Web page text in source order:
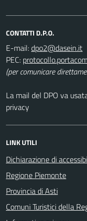
CONTATTI D.P.O.
E-mail:
PEC:
(per comunicare
La mail del DPO va
privacy
LINK UTILI
Dichiarazione di
Regione Piemonte
Provincia di Asti
Comuni Turistici della